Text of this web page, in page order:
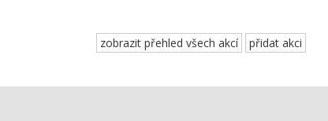
zobrazit přehled všech akcí přidat akci